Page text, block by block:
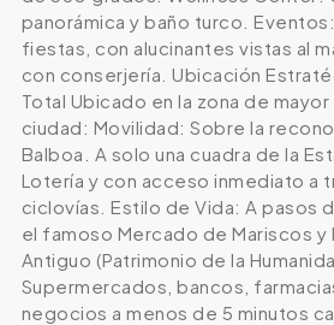
panorámica y baño turco.
fiestas, con alucinantes vistas al
con conserjería. Ubicación
Total Ubicado en la zona de
ciudad: Movilidad: Sobre la
Balboa. A solo una cuadra de la
Lotería y con acceso inmediato a
ciclovías. Estilo de Vida: A pasos
el famoso Mercado de Mariscos y
Antiguo (Patrimonio de la
Supermercados, bancos,
negocios a menos de 5 minutos